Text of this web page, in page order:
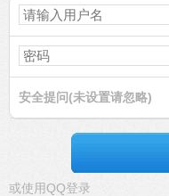
安全提问(未设置请忽略)
或使用QQ登录